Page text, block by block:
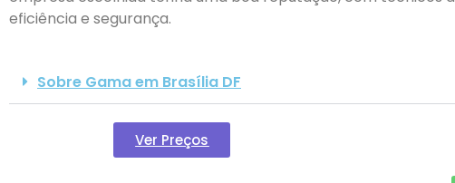
eficiência e segurança.
Sobre Gama em Brasília DF
Ver Preços